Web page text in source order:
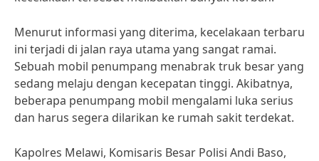
Menurut informasi yang diterima, kecelakaan terbaru
ini terjadi di jalan raya utama yang sangat ramai.
Sebuah mobil penumpang menabrak truk besar yang
sedang melaju dengan kecepatan tinggi. Akibatnya,
beberapa penumpang mobil mengalami luka serius
dan harus segera dilarikan ke rumah sakit terdekat.
Kapolres Melawi, Komisaris Besar Polisi Andi Baso,